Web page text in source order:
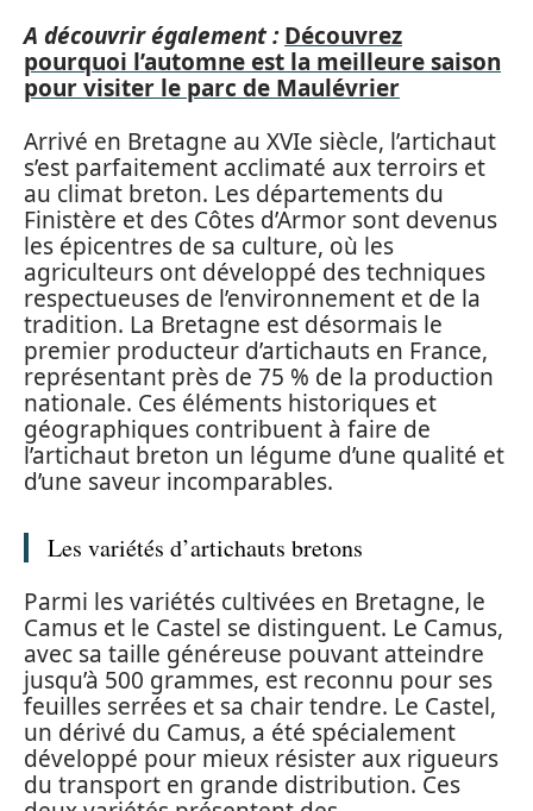
A découvrir également : Découvrez
pourquoi l’automne est la meilleure saison
pour visiter le parc de Maulévrier
Arrivé en Bretagne au XVIe siècle, l’artichaut
s’est parfaitement acclimaté aux terroirs et
au climat breton. Les départements du
Finistère et des Côtes d’Armor sont devenus
les épicentres de sa culture, où les
agriculteurs ont développé des techniques
respectueuses de l’environnement et de la
tradition. La Bretagne est désormais le
premier producteur d’artichauts en France,
représentant près de 75 % de la production
nationale. Ces éléments historiques et
géographiques contribuent à faire de
l’artichaut breton un légume d’une qualité et
d’une saveur incomparables.
Les variétés d’artichauts bretons
Parmi les variétés cultivées en Bretagne, le
Camus et le Castel se distinguent. Le Camus,
avec sa taille généreuse pouvant atteindre
jusqu’à 500 grammes, est reconnu pour ses
feuilles serrées et sa chair tendre. Le Castel,
un dérivé du Camus, a été spécialement
développé pour mieux résister aux rigueurs
du transport en grande distribution. Ces